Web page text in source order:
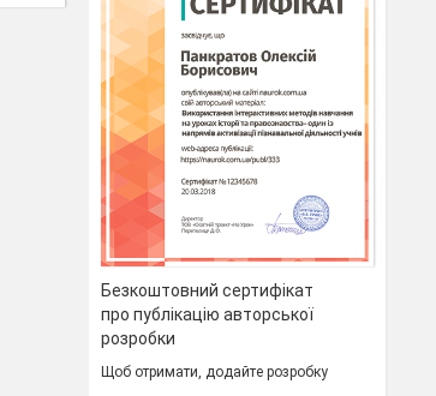
Безкоштовний сертифікат
про публікацію авторської
розробки
Щоб отримати, додайте розробку